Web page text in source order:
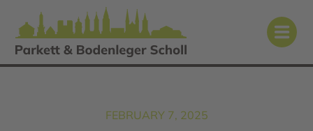
FEBRUARY 7, 2025